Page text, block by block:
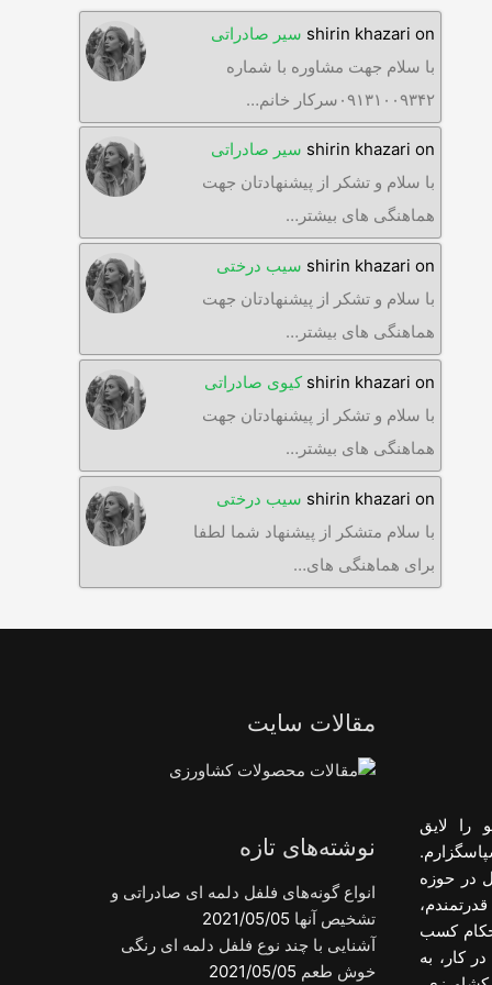
shirin khazari on
سیر صادراتی
با سلام جهت مشاوره با شماره
۰۹۱۳۱۰۰۹۳۴۲سرکار خانم…
shirin khazari on
سیر صادراتی
با سلام و تشکر از پیشنهادتان جهت
هماهنگی های بیشتر…
shirin khazari on
سیب درختی
با سلام و تشکر از پیشنهادتان جهت
هماهنگی های بیشتر…
shirin khazari on
کیوی صادراتی
با سلام و تشکر از پیشنهادتان جهت
هماهنگی های بیشتر…
shirin khazari on
سیب درختی
با سلام متشکر از پیشنهاد شما لطفا
برای هماهنگی های…
را لایق
در حوزه
کسب
کار، به
مقالات سایت
نوشته‌های تازه
انواع گونه‌های فلفل دلمه ای صادراتی و
تشخیص آنها 2021/05/05
آشنایی با چند نوع فلفل دلمه ای رنگی
خوش طعم 2021/05/05